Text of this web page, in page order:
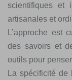
scientifiques et
artisanales et
L’approche est
des savoirs et
outils pour
La spécificité